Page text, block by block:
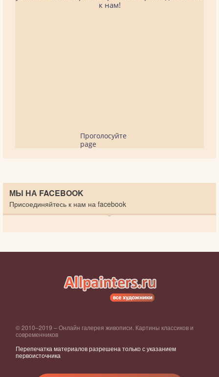
к нам!
Проголосуйте
page
МЫ НА FACEBOOK
Присоединяйтесь к нам на facebook
© 2010–2019 – Онлайн галерея живописи. Картины классиков и
современников
Перепечатка материалов разрешена только с указанием
первоисточника